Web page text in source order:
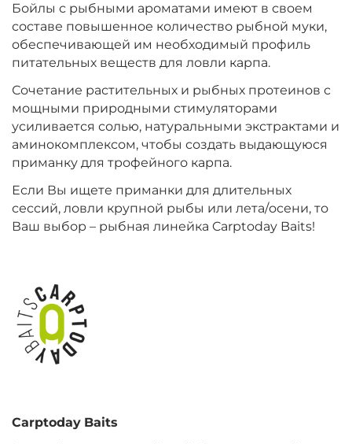
Диаметр:
20 мм
Монстр Краб
₽ +
−
Диаметр:
Вкус:
Мульти Фиш
Диаметр:
Вкус:
Диаметр:
Бойлы с рыбными ароматами имеют в своем
составе повышенное количество рыбной муки,
обеспечивающей им необходимый профиль
питательных веществ для ловли карпа.
Сочетание растительных и рыбных протеинов с
мощными природными стимуляторами
усиливается солью, натуральными экстрактами и
аминокомплексом, чтобы создать выдающуюся
приманку для трофейного карпа.
Если Вы ищете приманки для длительных
сессий, ловли крупной рыбы или лета/осени, то
Ваш выбор – рыбная линейка Carptoday Baits!
Carptoday Baits